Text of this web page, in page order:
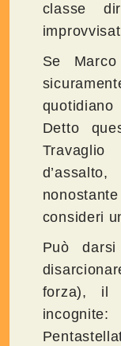
classe
Se
Detto
consideri
Può
forza), il